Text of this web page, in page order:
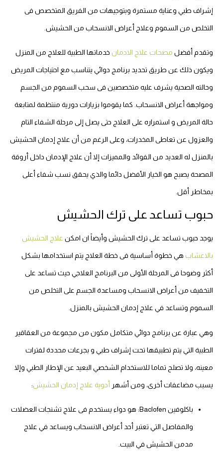
إشراف طبي وعناية مستمرة وبتوجيهات من الفريق المتخصص فى
التخلص من السموم وعلاج أعراض الانسحاب من الحشيش.
وتقدم أفضل مصحات علاج الادمان خدماتها الطبية للعلاج من المنزل
ويكون ذلك عن طريق تحديد برنامج دوائي يتناسب مع احتياجات المريض
وحالته الصحية يشرف عليه متخصصين فى سحب السموم من الجسم
ومواجهة أعراض الانسحاب. كما يقوموا بزيارات دورية منتظمة لمتابعة
حالة المريض و استمراره على العلاج حتى يصل إلى مرحلة الشفاء التام
والعزول عن تعاطى المخدرات، وعلى الرغم من أن علاج إدمان الحشيش
بالمنزل له العديد من الفوائد والمميزات إلا أن علاج الإدمان داخل أروقة
المصحة يصبح هو الخيار الأفضل دائما والذي يحقق نسب شفاء أعلى
بمخاطر أقل.
حبوب تساعد على ترك الحشيش
يوجد حبوب تساعد على ترك الحشيش وأيضاً ان امكن علاج الحشيش
بالاعشاب هي خطوة أساسية فى خطة العلاج يتم استخدامها بشكل
أكثر وضوحا فى المرحلة الأولى من البرنامج العلاجي حيث تساعد على
التخفيف من أعراض الانسحاب ومساعدة الجسم على التخلص من
السموم وتساعد في علاج إدمان الحشيش بالمنزل.
وهي عبارة عن برنامج دوائي متكامل مكون من مجموعة من العقاقير
الطبية التي يتم تطبيقها تحت إشراف طبي و بجرعات محددة لفترات
معينه، ولا تصلح تماما للاستخدام الشخصي البعيد عن الإطار الطبي وإلا
يسبب مضاعفات أخرى، ومن أشهر أدوية علاج إدمان الحشيش:
باكلوفين Baclofen: هو دواء يستخدم فى علاج تشنجات العضلات
والمفاصل التي تعتبر أحد أعراض الانسحاب ويساعد في علاج
مدمن الحشيش في البيت.